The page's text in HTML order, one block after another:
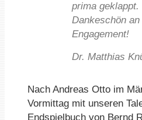
prima
Dankeschön
Engagement!
Dr. Matthias
Nach Andreas Otto im
Vormittag mit unseren
Endspielbuch von Bernd